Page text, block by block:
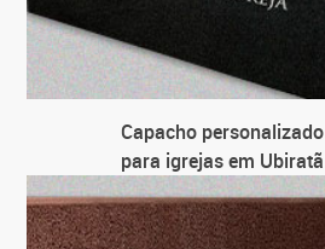
Capacho personalizado
para igrejas em Ubiratã